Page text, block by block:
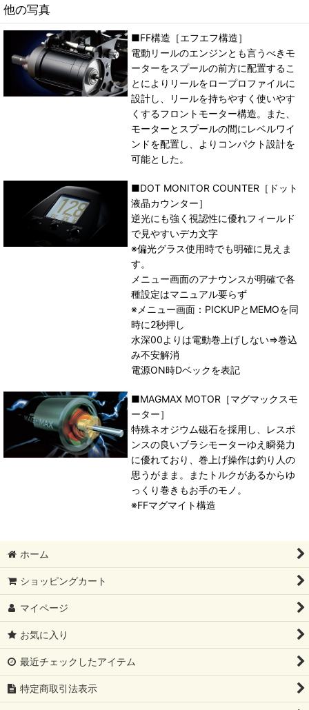
他の写真
■FF構造［エフエフ構造］
電動リールのエンジンとも言うべきモ
ーターをスプールの前方に配置するこ
とによりリールをロープロファイルに
設計し、リールを持ちやすく使いやす
くするフロントモーター構造。また、
モーターとスプールの間にレベルワイ
ンドを配置し、よりコンパクト設計を
可能とした。
■DOT MONITOR COUNTER［ドット
液晶カウンター］
逆光にも強く視認性に優れフィールド
で見やすいデカ文字
※偏光グラス使用時でも明確に見えま
す。
メニュー画面のアナウンスが明確で各
種設定はマニュアル要らず
※メニュー画面：PICKUPとMEMOを同
時に2秒押し
水深00よりは電動巻上げしない⇒巻込
み不安解消
電源ON時Dベックを表記
■MAGMAX MOTOR［マグマックスモ
ーター］
特殊ネオジウム磁石を採用し、レスポ
ンスの良いブラシモーターゆえ瞬発力
に優れており、巻上げ操作は釣り人の
思うがまま。またトルクがあるからゆ
っくり巻きもお手のモノ。
※FFマグマイト構造
ホーム
ショッピングカート
マイページ
お気に入り
最近チェックしたアイテム
特定商取引法表示